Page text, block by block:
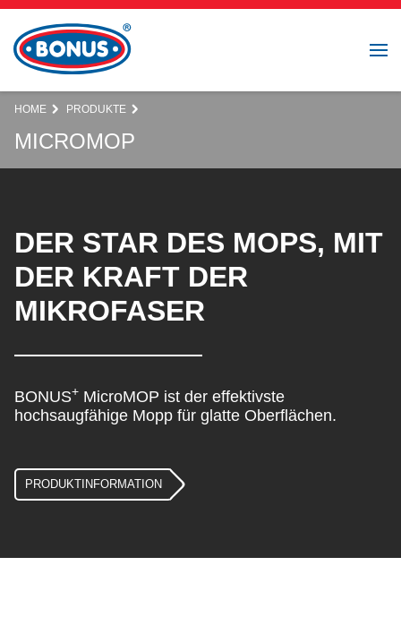
HOME PRODUKTE
MICROMOP
DER STAR DES MOPS, MIT
DER KRAFT DER
MIKROFASER
BONUS+ MicroMOP ist der effektivste
hochsaugfähige Mopp für glatte Oberflächen.
PRODUKTINFORMATION